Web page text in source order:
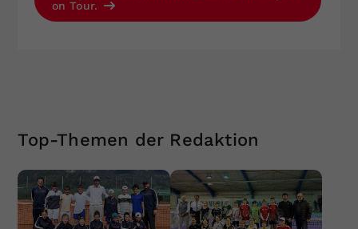
on Tour.
Top-Themen der Redaktion